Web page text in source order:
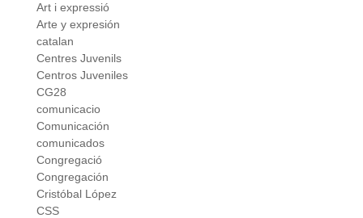
Art i expressió
Arte y expresión
catalan
Centres Juvenils
Centros Juveniles
CG28
comunicacio
Comunicación
comunicados
Congregació
Congregación
Cristóbal López
CSS